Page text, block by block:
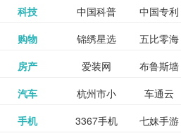
和看过的
电影电视
剧，顺便
打分、写
辅助神器
活动
网,txt小说
完结txt小
书_80txt_
区中考志
愿填报系
公务员考
试信息网
科技 中国科普
博览
中国专利
信息网
中国科学
院
购物 锦绣星选
海淘
五比零海
淘网
淘宝
房产 爱装网 布鲁斯墙
纸
格莱美墙
纸
汽车 杭州市小
客车总量
车通云
百度有驾
手机 3367手机 七妹手游